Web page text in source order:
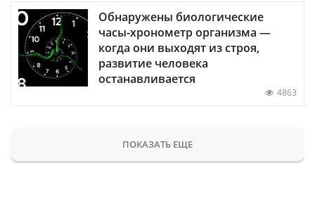
Обнаружены биологические
часы-хронометр организма —
когда они выходят из строя,
развитие человека
останавливается
4863
ПОКАЗАТЬ ЕЩЕ